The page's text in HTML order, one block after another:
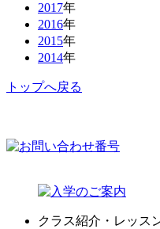
2017年
2016年
2015年
2014年
トップへ戻る
クラス紹介・レッス